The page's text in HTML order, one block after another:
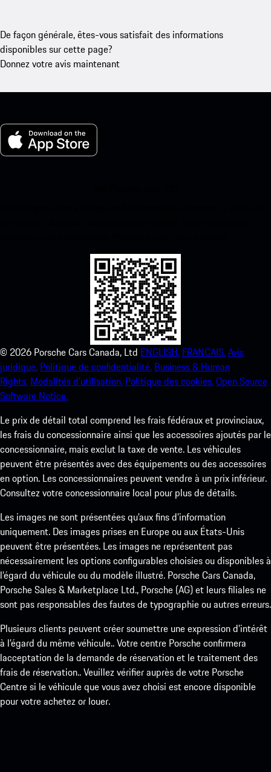
De façon générale, êtes-vous satisfait des informations
disponibles sur cette page?
Donnez votre avis maintenant
© 2026 Porsche Cars Canada, Ltd ENGLISH. FRANCAIS.Avis
juridique. Politique de confidentialité. Business & Human
Rights. Modalités d’utilisation. Politique des cookies.Open Source
Software Notice.
Le prix de détail total comprend les frais fédéraux et provinciaux,
les frais du concessionnaire ainsi que les accessoires ajoutés par le
concessionnaire, mais exclut la taxe de vente. Les véhicules
peuvent être présentés avec des équipements ou des accessoires
en option. Les concessionnaires peuvent vendre à un prix inférieur.
Consultez votre concessionnaire local pour plus de détails.
Les images ne sont présentées qu’aux fins d’information
uniquement. Des images prises en Europe ou aux États-Unis
peuvent être présentées. Les images ne représentent pas
nécessairement les options configurables choisies ou disponibles à
l’égard du véhicule ou du modèle illustré. Porsche Cars Canada,
Porsche Sales & Marketplace Ltd., Porsche (AG) et leurs filiales ne
sont pas responsables des fautes de typographie ou autres erreurs.
Plusieurs clients peuvent créer soumettre une expression d’intérêt
à l’égard du même véhicule.. Votre centre Porsche confirmera
lacceptation de la demande de réservation et le traitement des
frais de réservation.. Veuillez vérifier auprès de votre Porsche
Centre si le véhicule que vous avez choisi est encore disponible
pour votre achetez or louer.